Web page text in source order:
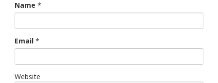
Name *
Email *
Website